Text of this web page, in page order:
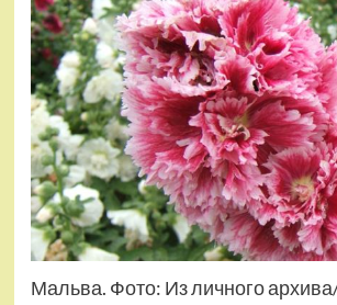
Мальва. Фото: Из личного